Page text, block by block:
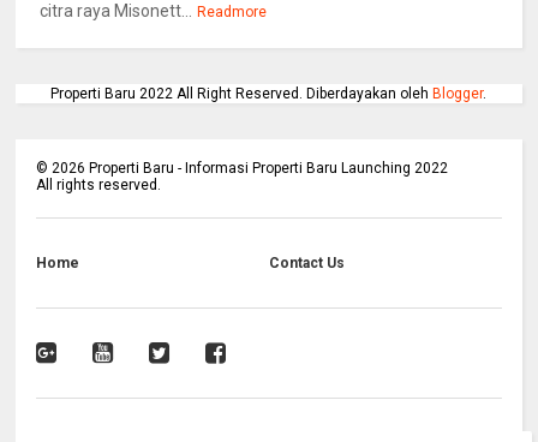
citra raya Misonett... Readmore
Properti Baru 2022 All Right Reserved. Diberdayakan oleh Blogger.
©2026 Properti Baru - Informasi Properti Baru Launching 2022
All rights reserved.
Home Contact Us